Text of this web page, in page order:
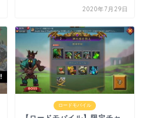
2020年7月29日
ロードモバイル